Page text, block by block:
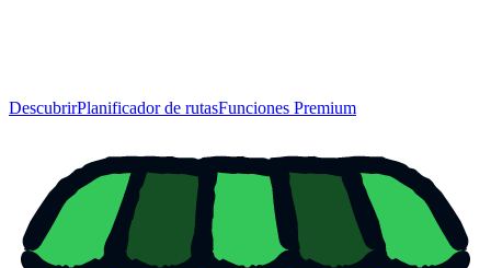
DescubrirPlanificador de rutasFunciones Premium